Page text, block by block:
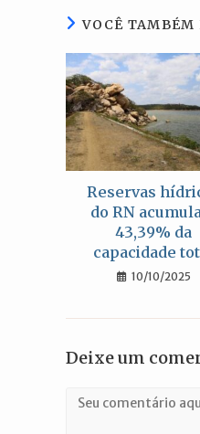
VOCÊ TAMBÉM
Reservas
do RN
43,39% da
capacidade
10/10/2025
Deixe um
Comentário